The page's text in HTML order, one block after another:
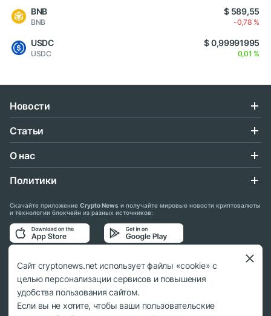
BNB
BNB
$ 589,55
-0,78 %
USDC
USDC
$ 0,99991995
0,01 %
Новости
Статьи
О нас
Политики
Скачайте приложение Crypto News и получайте мировые новости криптовалюты
и технологии блокчейн из разных источников:
Подписывайтесь на нас в социальных сетях:
Сайт cryptonews.net использует файлы «cookie» с
целью персонализации сервисов и повышения
удобства пользования сайтом.
Если вы не хотите, чтобы ваши пользовательские